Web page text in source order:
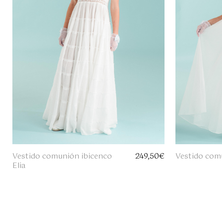
Vestido comunión ibicenco
Elia
249,50€ Vestido